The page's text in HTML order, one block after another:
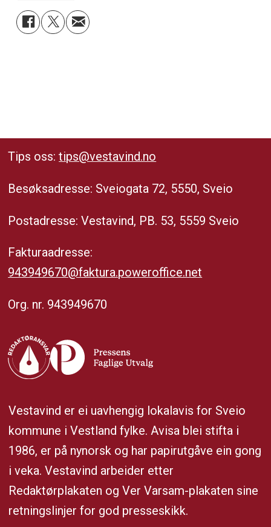
Tips oss:tips@vestavind.no
Besøksadresse: Sveiogata 72, 5550, Sveio
Postadresse: Vestavind, PB. 53, 5559 Sveio
Fakturaadresse:
943949670@faktura.poweroffice.net
Org. nr. 943949670
Vestavind er ei uavhengig lokalavis for Sveio
kommune i Vestland fylke. Avisa blei stifta i
1986, er på nynorsk og har papirutgåve ein gong
i veka. Vestavind arbeider etter
Redaktørplakaten og Ver Varsam-plakaten sine
retningslinjer for god presseskikk.